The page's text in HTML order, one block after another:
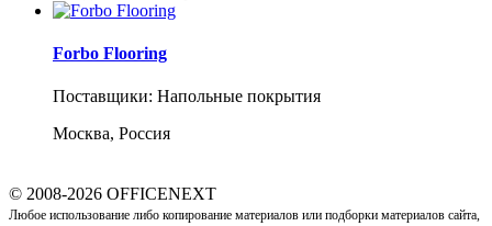
Forbo Flooring
Поставщики: Напольные покрытия
Москва, Россия
© 2008-2026 OFFICENEXT
Любое использование либо копирование материалов или подборки материалов сайта,